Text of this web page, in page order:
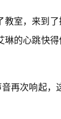
教室，来到
的心跳快
音再次响起